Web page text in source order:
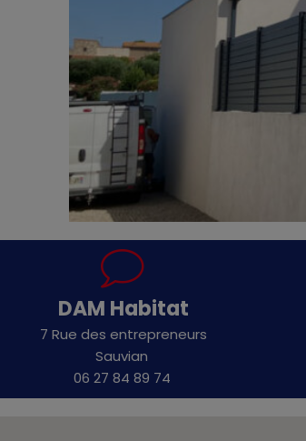
DAM Habitat
7 Rue des entrepreneurs
Sauvian
06 27 84 89 74